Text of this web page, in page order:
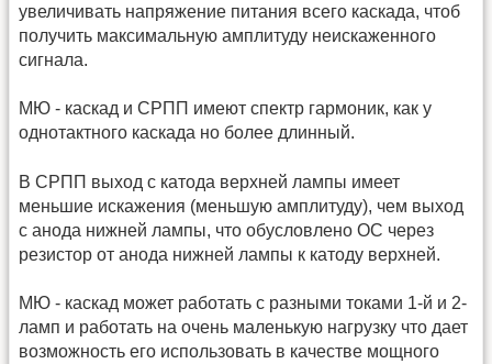
увеличивать напряжение питания всего каскада, чтоб
получить максимальную амплитуду неискаженного
сигнала.
МЮ - каскад и СРПП имеют спектр гармоник, как у
однотактного каскада но более длинный.
В СРПП выход с катода верхней лампы имеет
меньшие искажения (меньшую амплитуду), чем выход
с анода нижней лампы, что обусловлено ОС через
резистор от анода нижней лампы к катоду верхней.
МЮ - каскад может работать с разными токами 1-й и 2-
ламп и работать на очень маленькую нагрузку что дает
возможность его использовать в качестве мощного